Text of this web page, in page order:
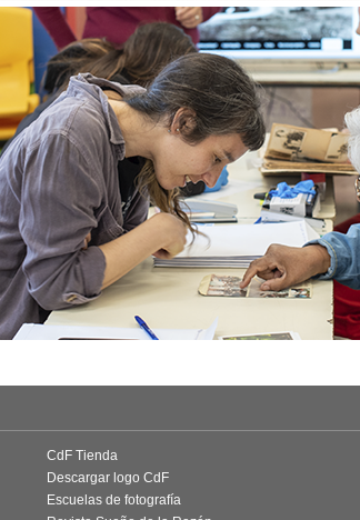
CdF Tienda
Descargar logo CdF
Escuelas de fotografía